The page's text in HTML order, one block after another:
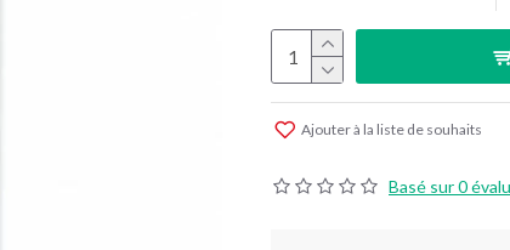
Basé sur 0
Ajouter à la liste de souhaits